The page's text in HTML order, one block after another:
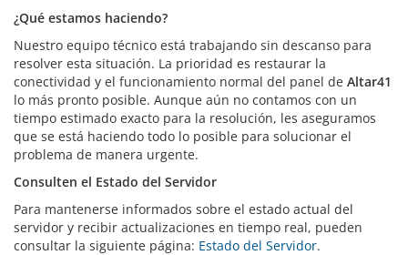
¿Qué estamos haciendo?
Nuestro equipo técnico está trabajando sin descanso para
resolver esta situación. La prioridad es restaurar la
conectividad y el funcionamiento normal del panel de Altar41
lo más pronto posible. Aunque aún no contamos con un
tiempo estimado exacto para la resolución, les aseguramos
que se está haciendo todo lo posible para solucionar el
problema de manera urgente.
Consulten el Estado del Servidor
Para mantenerse informados sobre el estado actual del
servidor y recibir actualizaciones en tiempo real, pueden
consultar la siguiente página: Estado del Servidor.